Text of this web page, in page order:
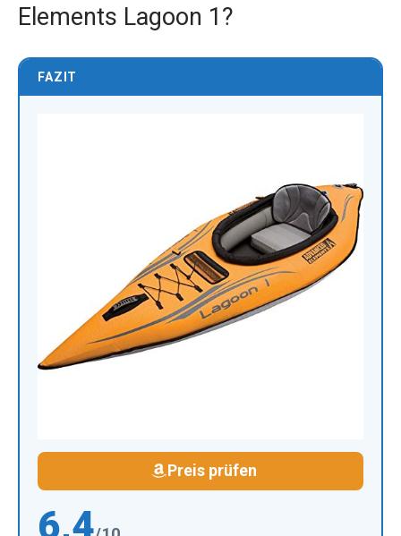
Elements Lagoon 1?
FAZIT
Preis prüfen
6,4